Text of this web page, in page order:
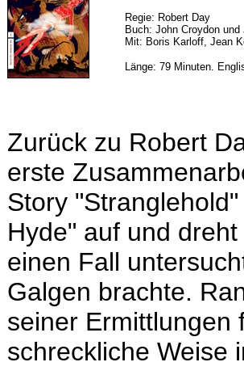
Regie: Robert Day
Buch: John Croydon
Mit: Boris Karloff, Jean
Länge: 79 Minuten.
Zurück zu Robert
erste
Story
Hyde" auf und
einen Fall
Galgen brachte.
seiner Ermittlungen
schreckliche Weise